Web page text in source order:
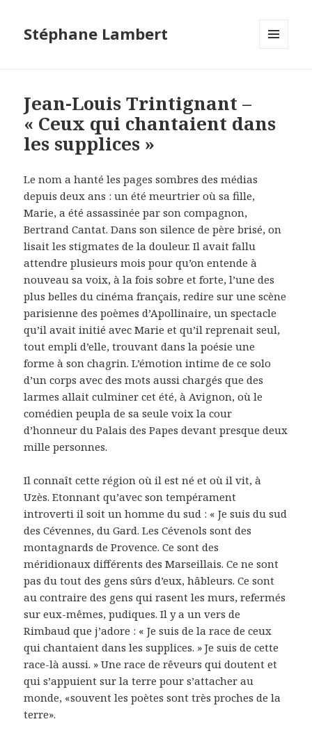
Stéphane Lambert
Jean-Louis Trintignant –
« Ceux qui chantaient dans
les supplices »
Le nom a hanté les pages sombres des médias
depuis deux ans : un été meurtrier où sa fille,
Marie, a été assassinée par son compagnon,
Bertrand Cantat. Dans son silence de père brisé, on
lisait les stigmates de la douleur. Il avait fallu
attendre plusieurs mois pour qu’on entende à
nouveau sa voix, à la fois sobre et forte, l’une des
plus belles du cinéma français, redire sur une scène
parisienne des poèmes d’Apollinaire, un spectacle
qu’il avait initié avec Marie et qu’il reprenait seul,
tout empli d’elle, trouvant dans la poésie une
forme à son chagrin. L’émotion intime de ce solo
d’un corps avec des mots aussi chargés que des
larmes allait culminer cet été, à Avignon, où le
comédien peupla de sa seule voix la cour
d’honneur du Palais des Papes devant presque deux
mille personnes.
Il connaît cette région où il est né et où il vit, à
Uzès. Etonnant qu’avec son tempérament
introverti il soit un homme du sud : « Je suis du sud
des Cévennes, du Gard. Les Cévenols sont des
montagnards de Provence. Ce sont des
méridionaux différents des Marseillais. Ce ne sont
pas du tout des gens sûrs d’eux, hâbleurs. Ce sont
au contraire des gens qui rasent les murs, refermés
sur eux-mêmes, pudiques. Il y a un vers de
Rimbaud que j’adore : « Je suis de la race de ceux
qui chantaient dans les supplices. » Je suis de cette
race-là aussi. » Une race de rêveurs qui doutent et
qui s’appuient sur la terre pour s’attacher au
monde, «souvent les poètes sont très proches de la
terre».